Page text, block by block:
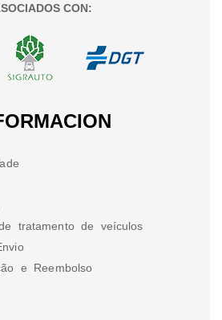
CON:
tratamento de veículos
e Reembolso